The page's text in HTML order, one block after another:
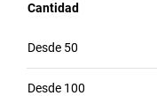
Cantidad
Desde 50
Desde 100